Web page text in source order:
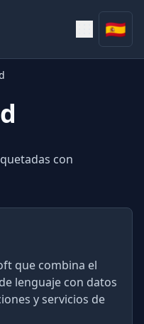
🇪🇸
con
que combina el
lenguaje con datos
y servicios de